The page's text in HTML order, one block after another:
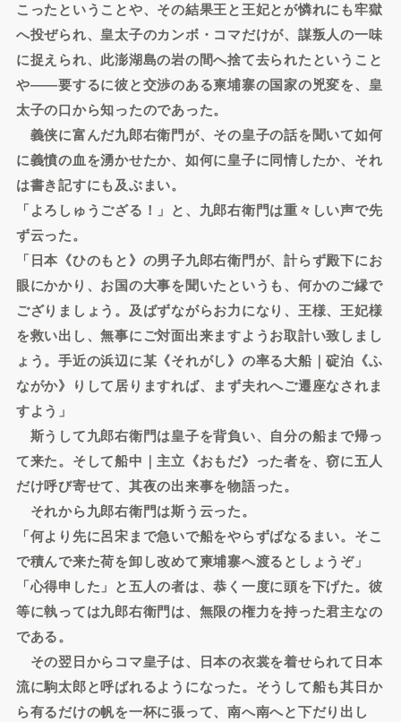
こったということや、その結果王と王妃とが憐れにも牢獄
へ投ぜられ、皇太子のカンボ・コマだけが、謀叛人の一味
に捉えられ、此澎湖島の岩の間へ捨て去られたということ
や――要するに彼と交渉のある柬埔寨の国家の兇変を、皇
太子の口から知ったのであった。
義侠に富んだ九郎右衛門が、その皇子の話を聞いて如何
に義憤の血を湧かせたか、如何に皇子に同情したか、それ
は書き記すにも及ぶまい。
「よろしゅうござる！」と、九郎右衛門は重々しい声で先
ず云った。
「日本《ひのもと》の男子九郎右衛門が、計らず殿下にお
眼にかかり、お国の大事を聞いたというも、何かのご縁で
ござりましょう。及ばずながらお力になり、王様、王妃様
を救い出し、無事にご対面出来ますようお取計い致しまし
ょう。手近の浜辺に某《それがし》の率る大船｜碇泊《ふ
ながか》りして居りますれば、まず夫れへご遷座なされま
すよう」
斯うして九郎右衛門は皇子を背負い、自分の船まで帰っ
て来た。そして船中｜主立《おもだ》った者を、窃に五人
だけ呼び寄せて、其夜の出来事を物語った。
それから九郎右衛門は斯う云った。
「何より先に呂宋まで急いで船をやらずばなるまい。そこ
で積んで来た荷を卸し改めて柬埔寨へ渡るとしょうぞ」
「心得申した」と五人の者は、恭く一度に頭を下げた。彼
等に執っては九郎右衛門は、無限の権力を持った君主なの
である。
その翌日からコマ皇子は、日本の衣裳を着せられて日本
流に駒太郎と呼ばれるようになった。そうして船も其日か
ら有るだけの帆を一杯に張って、南へ南へと下だり出し